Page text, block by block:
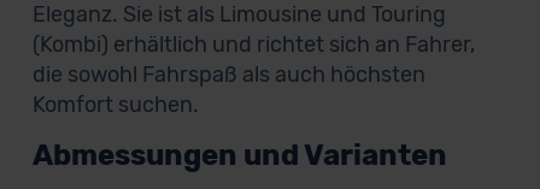
Eleganz. Sie ist als Limousine und Touring
(Kombi) erhältlich und richtet sich an Fahrer,
die sowohl Fahrspaß als auch höchsten
Komfort suchen.
Abmessungen und Varianten